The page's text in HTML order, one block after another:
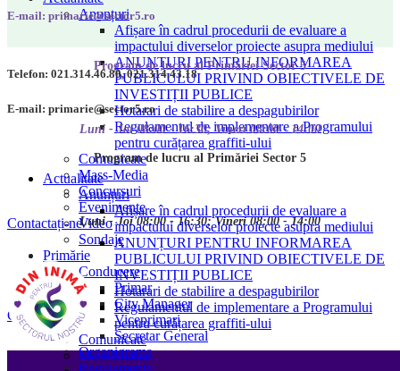
Anunțuri
Afișare în cadrul procedurii de evaluare a
impactului diverselor proiecte asupra mediului
ANUNȚURI PENTRU INFORMAREA
PUBLICULUI PRIVIND OBIECTIVELE DE
INVESTIȚII PUBLICE
Hotarari de stabilire a despagubirilor
Regulamentul de implementare a Programului
pentru curățarea graffiti-ului
Comunicate
Mass-Media
Concursuri
Evenimente
Video
Sondaje
Primărie
Conducere
Primar
City Manager
Viceprimari
Secretar General
Organigrama
Regulamente
E-mail: primarie@sector5.ro
Program de lucru al Primăriei Sector 5
Luni - Joi 08:00 - 16:30; Vineri 08:00 - 14:00
Contactați-ne
Telefon: 021.314.46.80, 021.314.43.18
E-mail: primarie@sector5.ro
Program de lucru al Primăriei Sector 5
Luni - Joi 08:00 - 16:30; Vineri 08:00 - 14:00
Contactați-ne
Actualitate
Anunțuri
Afișare în cadrul procedurii de evaluare a
impactului diverselor proiecte asupra mediului
ANUNȚURI PENTRU INFORMAREA
PUBLICULUI PRIVIND OBIECTIVELE DE
INVESTIȚII PUBLICE
Hotarari de stabilire a despagubirilor
Regulamentul de implementare a Programului
pentru curățarea graffiti-ului
Comunicate
Mass-Media